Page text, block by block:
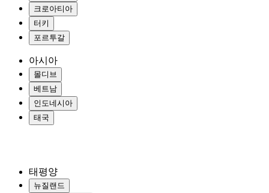
크로아티아
터키
포르투갈
아시아
몰디브
베트남
인도네시아
태국
태평양
뉴질랜드